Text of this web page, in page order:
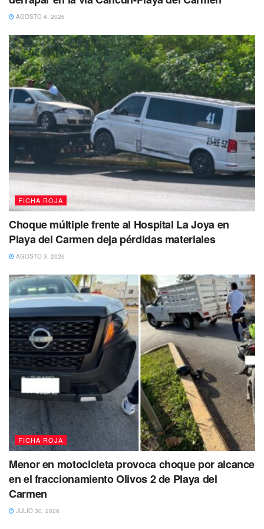
De esta manera encontraron que Jorge “N” de 22 años
originario de Campeche y Guillermo “N” de 25 años de
Veracruz, tenían en su posesión 12 envoltorios con
marihuana, 9 con cocaína, 3 envoltorios con la droga
crack, 3 con lo que puede ser la droga piedra, 8 pastillas y
2 radios de comunicación.
Por este motivo fueron asegurados y puestos a disposición
de la Fiscalía Especializada en Delitos Contra la Salud en
su Modalidad de Narcomenudeo.
Te puede interesar Leer
AGOSTO 4, 2026
FICHA ROJA
Choque múltiple frente al Hospital La Joya en
Playa del Carmen deja pérdidas materiales
AGOSTO 3, 2026
FICHA ROJA
Menor en motocicleta provoca choque por alcance
en el fraccionamiento Olivos 2 de Playa del
Carmen
JULIO 30, 2026